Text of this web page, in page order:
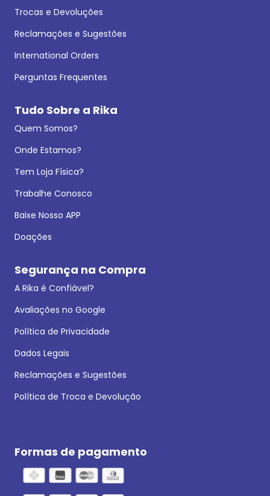
Trocas e Devoluções
Reclamações e Sugestões
International Orders
Perguntas Frequentes
Tudo Sobre a Rika
Quem Somos?
Onde Estamos?
Tem Loja Física?
Trabalhe Conosco
Baixe Nosso APP
Doações
Segurança na Compra
A Rika é Confiável?
Avaliações no Google
Política de Privacidade
Dados Legais
Reclamações e Sugestões
Política de Troca e Devolução
Formas de pagamento